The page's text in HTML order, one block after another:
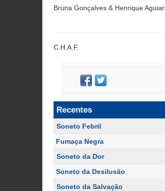
Bruna Gonçalves & Henrique Aguiar
C.H.A.F.
Recentes
Soneto Febril
Fumaça Negra
Soneto da Dor
Soneto da Desilusão
Soneto da Salvação